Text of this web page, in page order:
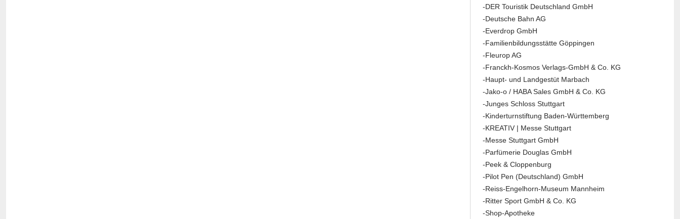
-DER Touristik Deutschland GmbH
-Deutsche Bahn AG
-Everdrop GmbH
-Familienbildungsstätte Göppingen
-Fleurop AG
-Franckh-Kosmos Verlags-GmbH & Co. KG
-Haupt- und Landgestüt Marbach
-Jako-o / HABA Sales GmbH & Co. KG
-Junges Schloss Stuttgart
-Kinderturnstiftung Baden-Württemberg
-KREATIV | Messe Stuttgart
-Messe Stuttgart GmbH
-Parfümerie Douglas GmbH
-Peek & Cloppenburg
-Pilot Pen (Deutschland) GmbH
-Reiss-Engelhorn-Museum Mannheim
-Ritter Sport GmbH & Co. KG
-Shop-Apotheke